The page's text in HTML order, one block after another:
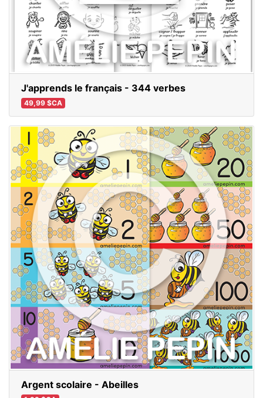
J'apprends le français - 344 verbes
49,99 $CA
Argent scolaire - Abeilles